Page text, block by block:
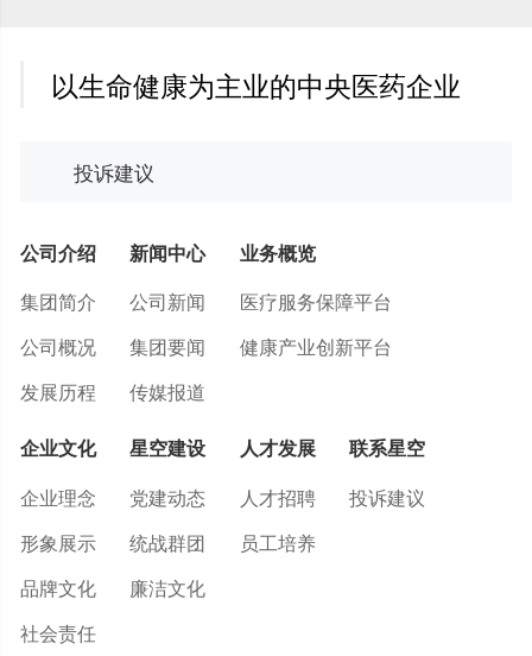
以生命健康为主业的中央医药企业
投诉建议
公司介绍
集团简介
公司概况
发展历程
新闻中心
公司新闻
集团要闻
传媒报道
业务概览
医疗服务保障平台
健康产业创新平台
企业文化
企业理念
形象展示
品牌文化
社会责任
星空建设
党建动态
统战群团
廉洁文化
人才发展
人才招聘
员工培养
联系星空
投诉建议